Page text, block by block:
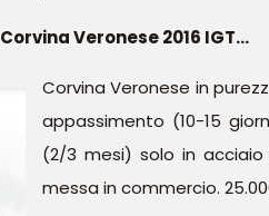
Corvina Veronese 2016 IGT...
Corvina Veronese in
appassimento (10-15
(2/3 mesi) solo in
messa in commercio.